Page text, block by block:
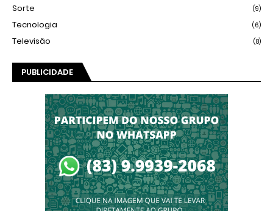
Sorte (9)
Tecnologia (6)
Televisão (8)
PUBLICIDADE